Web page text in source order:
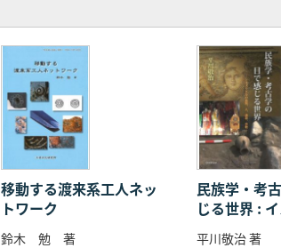
移動する渡来系工人ネッ
トワーク
鈴木 勉 著
民族学・考
じる世界 :
自然、人、
平川敬治 著